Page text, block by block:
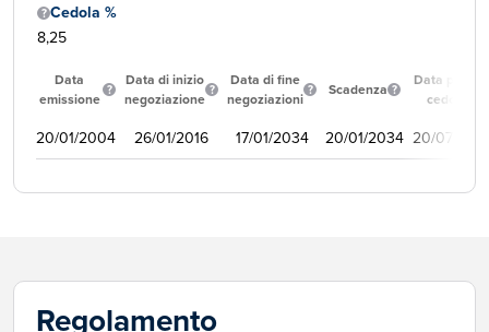
Cedola %
8,25
Data
emissione
Data di inizio
negoziazione
Data di fine
negoziazioni
Scadenza
Data prima
cedola
20/01/2004 26/01/2016 17/01/2034 20/01/2034 20/07/
Regolamento